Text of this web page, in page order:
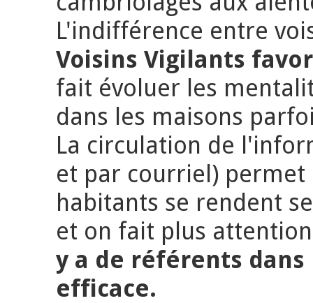
L'indifférence entre
Voisins Vigilants
fait évoluer les
dans les maisons
La circulation de
et par courriel) permet
habitants se rendent
et on fait plus
y a de référents
efficace.